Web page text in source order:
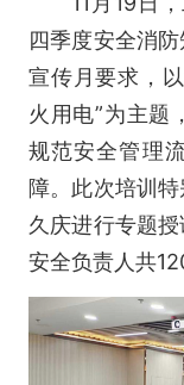
四季度安全消
宣传月要求，
火用电”为主题
规范安全管理
障。此次培训
久庆进行专题
安全负责人共